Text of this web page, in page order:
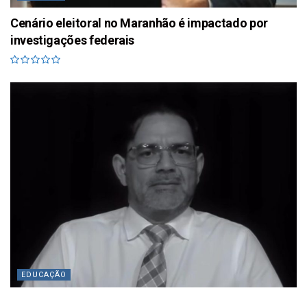
Cenário eleitoral no Maranhão é impactado por
investigações federais
EDUCAÇÃO